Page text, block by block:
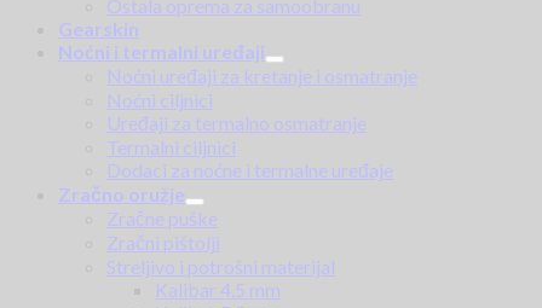
Ostala oprema za samoobranu
Gearskin
Noćni i termalni uređaji
Noćni uređaji za kretanje i osmatranje
Noćni ciljnici
Uređaji za termalno osmatranje
Termalni ciljnici
Dodaci za noćne i termalne uređaje
Zračno oružje
Zračne puške
Zračni pištolji
Streljivo i potrošni materijal
Kalibar 4.5 mm